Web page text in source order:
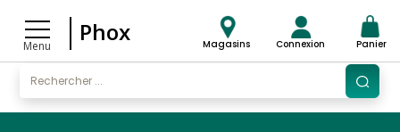
Menu
Phox Magasins Connexion Panier